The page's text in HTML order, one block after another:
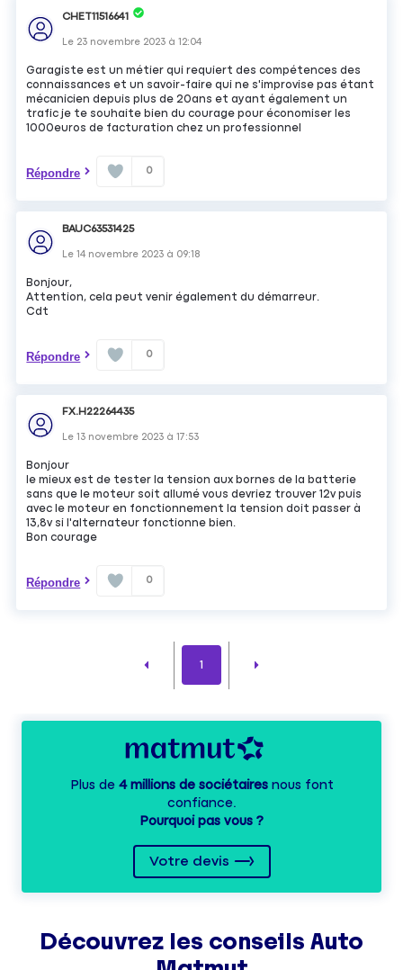
CHET11516641
Le 23 novembre 2023 à12:04
Garagiste est un métier qui requiert des compétences des
connaissances et un savoir-faire qui ne s'improvise pas étant
mécanicien depuis plus de 20ans et ayant également un
trafic je te souhaite bien du courage pour économiser les
1000euros de facturation chez un professionnel
Répondre 0
BAUC63531425
Le14 novembre 2023 à 09:18
Bonjour,
Attention, cela peut venir également du démarreur.
Cdt
Répondre 0
FX.H22264435
Le13 novembre 2023 à17:53
Bonjour
le mieux est de tester la tension aux bornes de la batterie
sans que le moteur soit allumé vous devriez trouver 12v puis
avec le moteur en fonctionnement la tension doit passer à
13,8v si l'alternateur fonctionne bien.
Bon courage
Répondre 0
1
Plus de 4 millions de sociétairesnous font
confiance.
Pourquoi pas vous ?
Votre devis
Découvrez les conseils Auto